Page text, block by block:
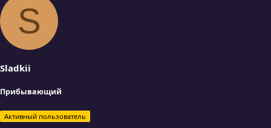
S
Sladkii
Прибывающий
Активный пользователь